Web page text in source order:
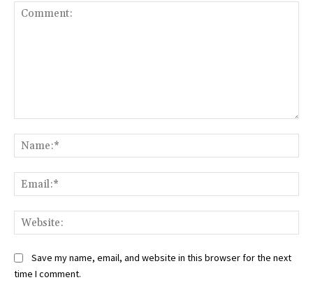
Save my name, email, and website in this browser for the next
time I comment.